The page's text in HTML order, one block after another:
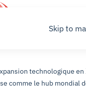
Skip to
technologique
comme le hub mondial